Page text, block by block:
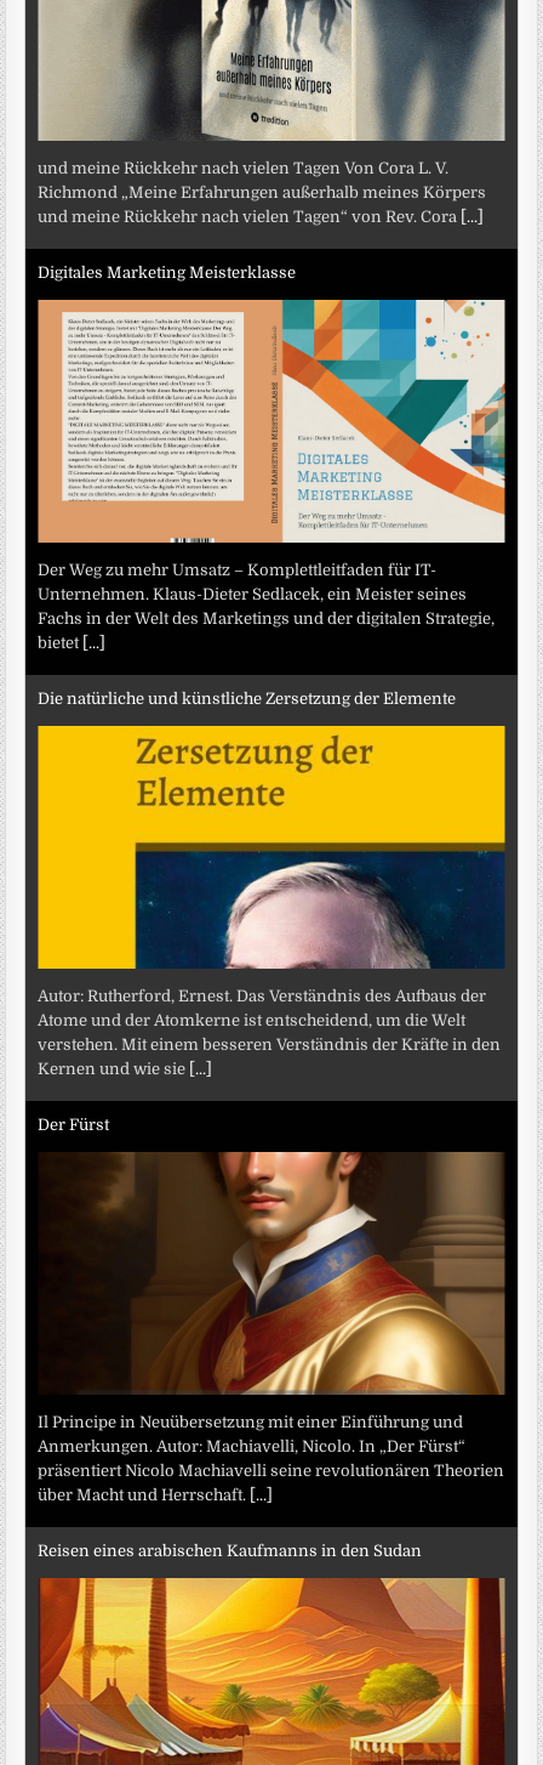
und meine Rückkehr nach vielen Tagen Von Cora L. V.
Richmond „Meine Erfahrungen außerhalb meines Körpers
und meine Rückkehr nach vielen Tagen“ von Rev. Cora [...]
Digitales Marketing Meisterklasse
Der Weg zu mehr Umsatz – Komplettleitfaden für IT-
Unternehmen. Klaus-Dieter Sedlacek, ein Meister seines
Fachs in der Welt des Marketings und der digitalen Strategie,
bietet [...]
Die natürliche und künstliche Zersetzung der Elemente
Autor: Rutherford, Ernest. Das Verständnis des Aufbaus der
Atome und der Atomkerne ist entscheidend, um die Welt
verstehen. Mit einem besseren Verständnis der Kräfte in den
Kernen und wie sie [...]
Der Fürst
Il Principe in Neuübersetzung mit einer Einführung und
Anmerkungen. Autor: Machiavelli, Nicolo. In „Der Fürst“
präsentiert Nicolo Machiavelli seine revolutionären Theorien
über Macht und Herrschaft. [...]
Reisen eines arabischen Kaufmanns in den Sudan